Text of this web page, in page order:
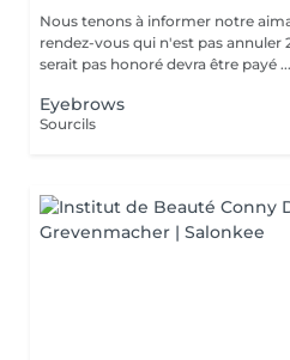
Nous tenons à informer notre
rendez-vous qui n'est pas annuler
serait pas honoré devra être payé ...
Eyebrows
Sourcils